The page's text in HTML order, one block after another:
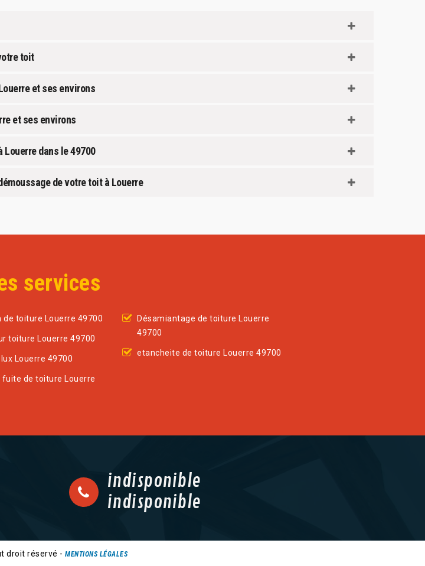
toit
et ses environs
et ses environs
dans le 49700
de votre toit à Louerre
services
de toiture Louerre 49700
toiture Louerre 49700
Louerre 49700
fuite de toiture Louerre
Désamiantage de toiture Louerre
49700
etancheite de toiture Louerre 49700
indisponible
indisponible
droit réservé - MENTIONS LÉGALES